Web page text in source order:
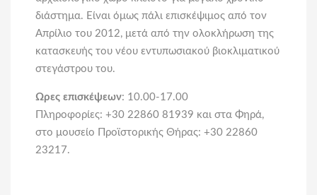
διάστημα. Είναι όμως πάλι επισκέψιμος από τον
Απρίλιο του 2012, μετά από την ολοκλήρωση της
κατασκευής του νέου εντυπωσιακού βιοκλιματικού
στεγάστρου του.
Ωρες επισκέψεων: 10.00-17.00
Πληροφορίες: +30 22860 81939 και στα Φηρά,
στο μουσείο Προϊστορικής Θήρας: +30 22860
23217.